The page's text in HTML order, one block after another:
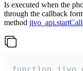
Is executed when the
through the callback
method